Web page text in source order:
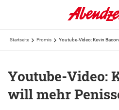
Startseite Promis Youtube-Video: Kevin
Youtube-Video:
will mehr